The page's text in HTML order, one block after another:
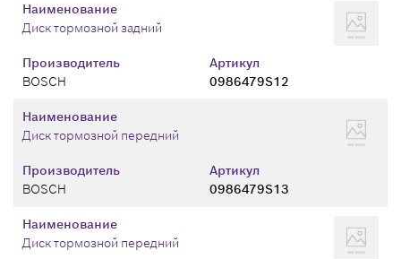
Производитель
BOSCH
Артикул
0986479S12
Наименование
Диск тормозной задний
Производитель
BOSCH
Артикул
0986479S13
Наименование
Диск тормозной передний
Наименование
Диск тормозной передний